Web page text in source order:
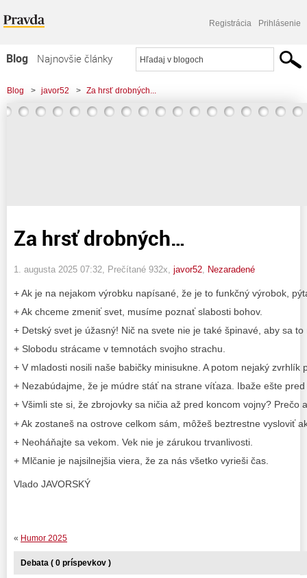
Registrácia Prihlásenie
Blog
Najnovšie články
Najčítanejšie články
Najkomentovanejšie články
Blog > javor52 > Za hrsť drobných...
Za hrsť drobných…
1. augusta 2025 07:32 , Prečítané 932x, javor52 Nezaradené
+ Ak je na nejakom výrobku napísané, že je to funkčný výrobok,
+ Ak chceme zmeniť svet, musíme poznať slabosti bohov.
+ Detský svet je úžasný! Nič na svete nie je také špinavé, aby sa
+ Slobodu strácame v temnotách svojho strachu.
+ V mladosti nosili naše babičky minisukne. A potom nejaký zvrhlík
+ Nezabúdajme, že je múdre stáť na strane víťaza. Ibaže ešte
+ Všimli ste si, že zbrojovky sa ničia až pred koncom vojny? Prečo
+ Ak zostaneš na ostrove celkom sám, môžeš beztrestne vysloviť
+ Neoháňajte sa vekom. Vek nie je zárukou trvanlivosti.
+ Mlčanie je najsilnejšia viera, že za nás všetko vyrieši čas.
Vlado JAVORSKÝ
« Humor 2025
Debata ( 0 príspevkov )